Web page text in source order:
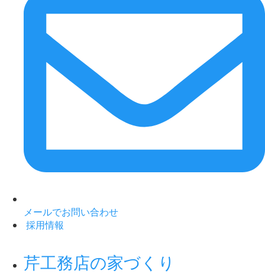
メールでお問い合わせ
採用情報
芹工務店の家づくり